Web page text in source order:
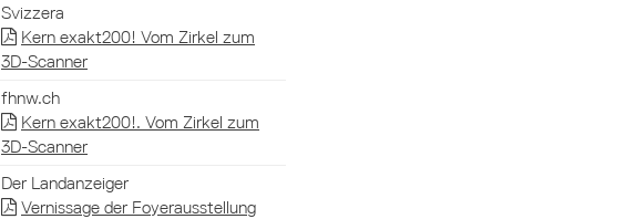
Svizzera
Kern exakt200! Vom Zirkel zum
3D-Scanner
fhnw.ch
Kern exakt200!. Vom Zirkel zum
3D-Scanner
Der Landanzeiger
Vernissage der Foyerausstellung